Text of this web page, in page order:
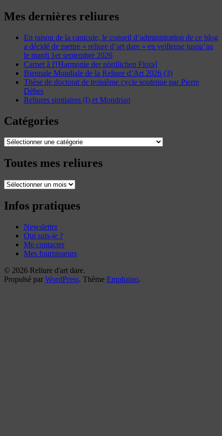
Mes dernières reliures
En raison de la canicule, le conseil d’administration de ce blog
a décidé de mettre « reliure d’art dare » en veilleuse jusqu’au
le mardi 1er septembre 2026
Carnet à l'[Harmonie der nördlichen Flora]
Biennale Mondiale de la Reliure d’Art 2026 (3)
Thèse de doctorat de troisième cycle soutenue par Pierre
Dèbes
Reliures similaires (I) et Mondrian
Catégories
Catégories
Toutes mes reliures
Toutes
reliures
Infos pratiques
Newsletter
Qui suis-je ?
Me contacter
Mes fournisseurs
© 2026 Reliure d'art dare.
Propulsé par WordPress. Thème Emphaino.